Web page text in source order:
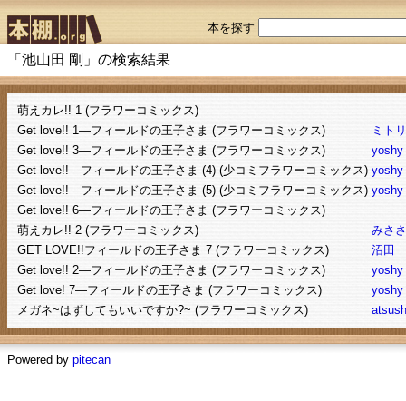
本を探す
「池山田 剛」の検索結果
萌えカレ!! 1 (フラワーコミックス)
Get love!! 1―フィールドの王子さま (フラワーコミックス)
ミトリ
Get love!! 3―フィールドの王子さま (フラワーコミックス)
yoshy
Get love!!―フィールドの王子さま (4) (少コミフラワーコミックス) yoshy
Get love!!―フィールドの王子さま (5) (少コミフラワーコミックス) yoshy
Get love!! 6―フィールドの王子さま (フラワーコミックス)
萌えカレ!! 2 (フラワーコミックス)
みさ
GET LOVE!!フィールドの王子さま 7 (フラワーコミックス)
沼田
Get love!! 2―フィールドの王子さま (フラワーコミックス)
yoshy
Get love! 7―フィールドの王子さま (フラワーコミックス)
yoshy
メガネ~はずしてもいいですか?~ (フラワーコミックス)
Powered by pitecan